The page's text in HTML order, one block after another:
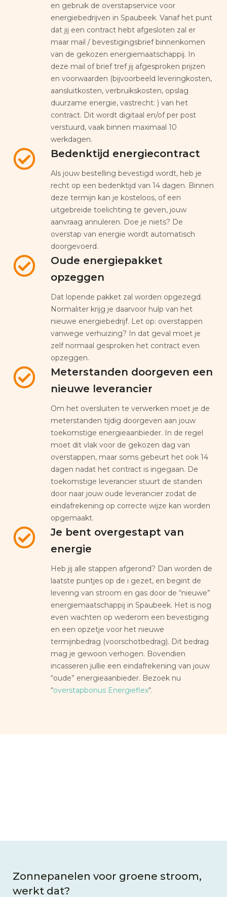
en gebruik de overstapservice voor
energiebedrijven in Spaubeek. Vanaf het punt
dat jij een contract hebt afgesloten zal er
maar mail / bevestigingsbrief binnenkomen
van de gekozen energiemaatschappij. In
deze mail of brief tref jij afgesproken prijzen
en voorwaarden (bijvoorbeeld leveringkosten,
aansluitkosten, verbruikskosten, opslag
duurzame energie, vastrecht: ) van het
contract. Dit wordt digitaal en/of per post
verstuurd, vaak binnen maximaal 10
werkdagen.
Bedenktijd energiecontract
Als jouw bestelling bevestigd wordt, heb je
recht op een bedenktijd van 14 dagen. Binnen
deze termijn kan je kosteloos, of een
uitgebreide toelichting te geven, jouw
aanvraag annuleren. Doe je niets? De
overstap van energie wordt automatisch
doorgevoerd.
Oude energiepakket
opzeggen
Dat lopende pakket zal worden opgezegd.
Normaliter krijg je daarvoor hulp van het
nieuwe energiebedrijf. Let op: overstappen
vanwege verhuizing? In dat geval moet je
zelf normaal gesproken het contract even
opzeggen.
Meterstanden doorgeven een
nieuwe leverancier
Om het oversluiten te verwerken moet je de
meterstanden tijdig doorgeven aan jouw
toekomstige energieaanbieder. In de regel
moet dit vlak voor de gekozen dag van
overstappen, maar soms gebeurt het ook 14
dagen nadat het contract is ingegaan. De
toekomstige leverancier stuurt de standen
door naar jouw oude leverancier zodat de
eindafrekening op correcte wijze kan worden
opgemaakt.
Je bent overgestapt van
energie
Heb jij alle stappen afgerond? Dan worden de
laatste puntjes op de i gezet, en begint de
levering van stroom en gas door de “nieuwe”
energiemaatschappij in Spaubeek. Het is nog
even wachten op wederom een bevestiging
en een opzetje voor het nieuwe
termijnbedrag (voorschotbedrag). Dit bedrag
mag je gewoon verhogen. Bovendien
incasseren jullie een eindafrekening van jouw
“oude” energieaanbieder. Bezoek nu
“overstapbonus Energieflex“.
Zonnepanelen voor groene stroom,
werkt dat?